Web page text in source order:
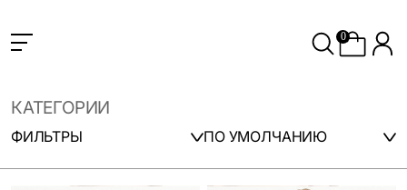
0
КАТЕГОРИИ
ФИЛЬТРЫ